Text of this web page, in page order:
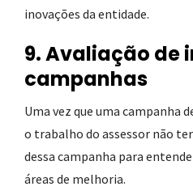
inovações da entidade.
9. Avaliação de
campanhas
Uma vez que uma campanha
o trabalho do assessor não
dessa campanha para
áreas de melhoria.